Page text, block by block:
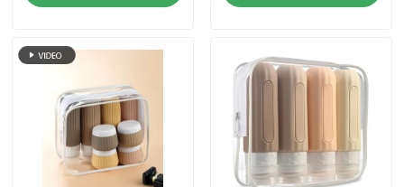
set di 6 confezioni